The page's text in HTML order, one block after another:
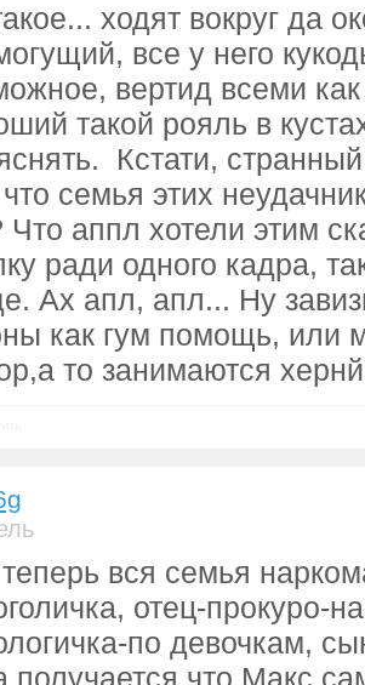
ходят вокруг да
все у него
вертид всеми
такой рояль в
Кстати,
семья этих
Что аппл хотели этим
ради одного кадра,
Ах апл, апл... Ну
как гум помощь, или
то занимаются хернй
вся семья
отец-прокуро-
по девочкам,
получается что Макс